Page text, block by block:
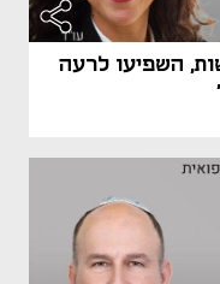
השפיעו לרעה